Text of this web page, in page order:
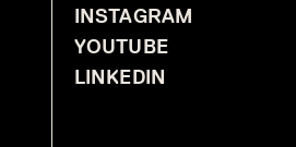
INSTAGRAM
YOUTUBE
LINKEDIN